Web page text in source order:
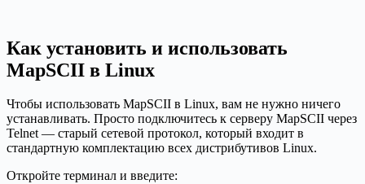
Как установить и использовать
MapSCII в Linux
Чтобы использовать MapSCII в Linux, вам не нужно ничего
устанавливать. Просто подключитесь к серверу MapSCII через
Telnet — старый сетевой протокол, который входит в
стандартную комплектацию всех дистрибутивов Linux.
Откройте терминал и введите: